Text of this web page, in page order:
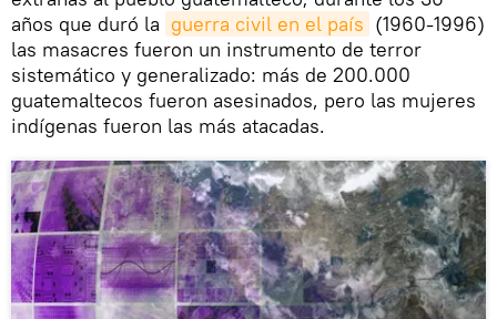
años que duró la guerra civil en el país (1960-1996)
las masacres fueron un instrumento de terror
sistemático y generalizado: más de 200.000
guatemaltecos fueron asesinados, pero las mujeres
indígenas fueron las más atacadas.